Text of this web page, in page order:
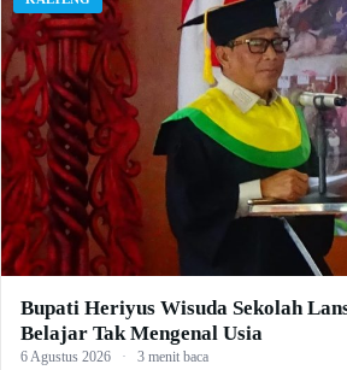
Bupati Heriyus Wisuda Sekolah
Belajar Tak Mengenal Usia
6 Agustus 2026 · 3 menit baca